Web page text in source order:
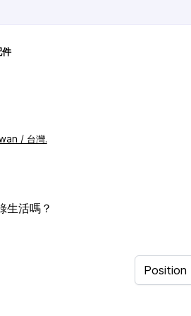
件
/ 台灣.
生活嗎？